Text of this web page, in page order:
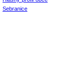
Sebranice